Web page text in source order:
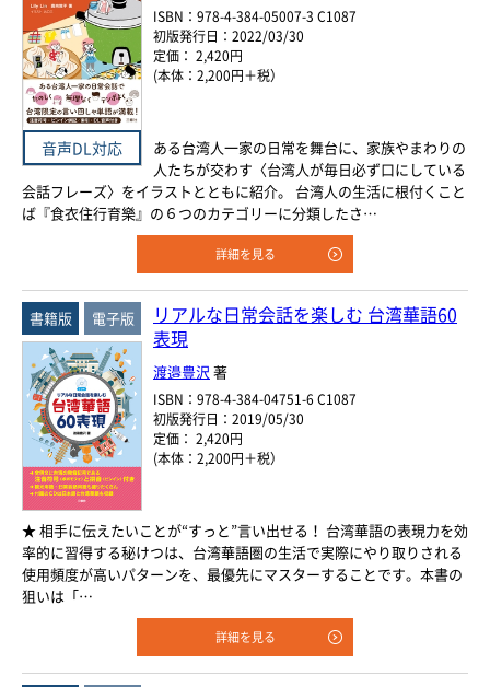
音声DL対応
ISBN：978-4-384-05007-3 C1087
初版発行日：2022/03/30
定価： 2,420円
(本体：2,200円＋税）
ある台湾人一家の日常を舞台に、家族やまわりの
人たちが交わす〈台湾人が毎日必ず口にしている
会話フレーズ〉をイラストとともに紹介。 台湾人の生活に根付くこと
ば『食衣住行育樂』の６つのカテゴリーに分類したさ…
詳細を見る
リアルな日常会話を楽しむ 台湾華語60
表現
渡邉豊沢 著
ISBN：978-4-384-04751-6 C1087
初版発行日：2019/05/30
定価： 2,420円
(本体：2,200円＋税）
★ 相手に伝えたいことが“すっと”言い出せる！ 台湾華語の表現力を効
率的に習得する秘けつは、台湾華語圏の生活で実際にやり取りされる
使用頻度が高いパターンを、最優先にマスターすることです。本書の
狙いは「…
書籍版 電子版
詳細を見る